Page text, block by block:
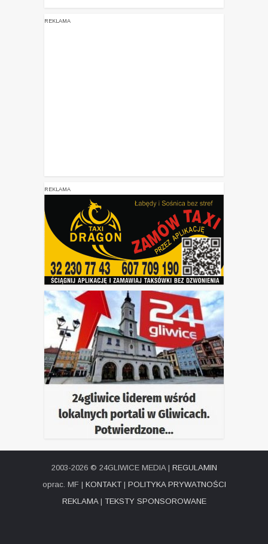
REKLAMA
REKLAMA
2003-2026 © 24GLIWICE MEDIA | REGULAMIN
oprac. MF | KONTAKT| POLITYKA PRYWATNOŚCI
REKLAMA| TEKSTY SPONSOROWANE